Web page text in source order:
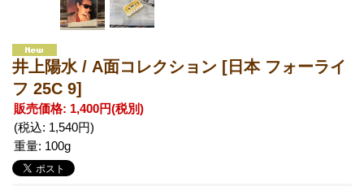
井上陽水 / A面コレクション [日本 フォーライ
フ 25C 9]
販売価格: 1,400円(税別)
(税込: 1,540円)
重量: 100g